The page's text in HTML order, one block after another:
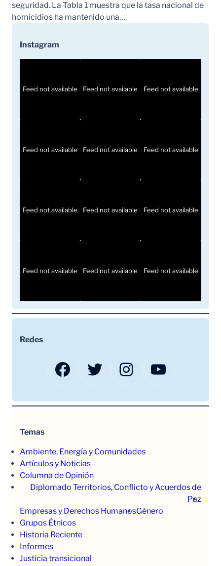
seguridad. La Tabla 1 muestra que la tasa nacional de
homicidios ha mantenido una…
Instagram
Feed not available Feed not available Feed not available
Feed not available Feed not available Feed not available
Feed not available Feed not available Feed not available
Feed not available Feed not available Feed not available
Redes
Facebook Twitter Instagram YouTube
Temas
Ambiente, Energía y Comunidades
Artículos y Noticias
Columna de Opinión
Diplomado Territorios, Conflicto y Acuerdos de
Paz
Empresas y Derechos HumanosGénero
Grupos Étnicos
Historia Reciente
Informes
Justicia transicional